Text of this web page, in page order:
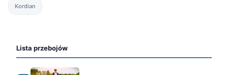
Kordian
Lista przebojów